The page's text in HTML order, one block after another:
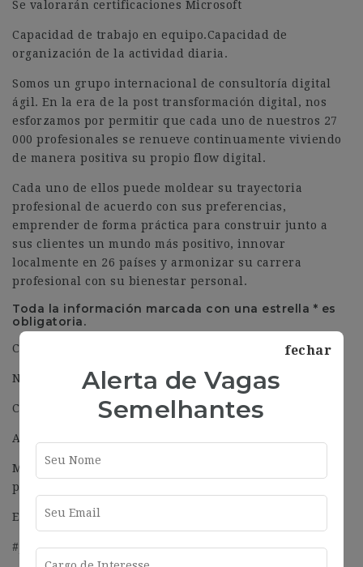
Se valorarán certificaciones Microsoft
Capacidad de trabajo en equipo.Capacidad de
organización de la actividad diaria.
Somos un grupo internacional de consultoría digital
ágil. En la era de la post transformación digital, nos
esforzamos por permitir que cada uno de nuestros 27
000 profesionales se renueve continuamente viviendo
de manera positiva su propio flow digital.
Cada uno de ellos puede moldear su trayectoria
profesional de acuerdo con sus preferencias,
emprender de forma práctica para construir junto a
sus clientes un mundo más positivo, innovar
localmente en 26 países y armonizar su carrera
profesional con su bienestar personal.
Toda la información marcada con una estrella * es
obligatoria.
Civilidad
Nombre
Correo electrónico(ejemplo: )
Archivo Enviar el CV
Máximo 1 fichero. – límite de 3 MB. – Tipos permitidos:
pdf, docx.
Enviar la carta de motivación
#J-18808-Ljbffr
fechar
Alerta de Vagas
Semelhantes